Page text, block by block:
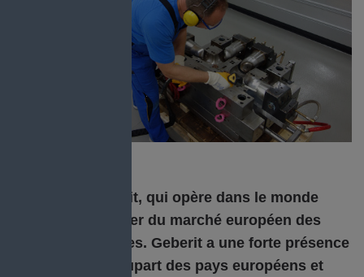
Le groupe Geberit, qui opère dans le monde
entier, est le leader du marché européen des
produits sanitaires. Geberit a une forte présence
locale dans la plupart des pays européens et